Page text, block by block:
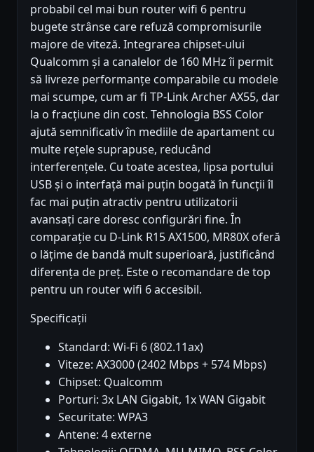
probabil cel mai bun router wifi 6 pentru
bugete strânse care refuză compromisurile
majore de viteză. Integrarea chipset-ului
Qualcomm și a canalelor de 160 MHz îi permit
să livreze performanțe comparabile cu modele
mai scumpe, cum ar fi TP-Link Archer AX55, dar
la o fracțiune din cost. Tehnologia BSS Color
ajută semnificativ în mediile de apartament cu
multe rețele suprapuse, reducând
interferențele. Cu toate acestea, lipsa portului
USB și o interfață mai puțin bogată în funcții îl
fac mai puțin atractiv pentru utilizatorii
avansați care doresc configurări fine. În
comparație cu D-Link R15 AX1500, MR80X oferă
o lățime de bandă mult superioară, justificând
diferența de preț. Este o recomandare de top
pentru un router wifi 6 accesibil.
Specificații
Standard: Wi-Fi 6 (802.11ax)
Viteze: AX3000 (2402 Mbps + 574 Mbps)
Chipset: Qualcomm
Porturi: 3x LAN Gigabit, 1x WAN Gigabit
Securitate: WPA3
Antene: 4 externe